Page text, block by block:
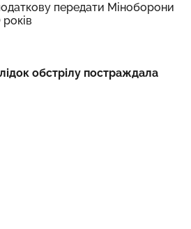
передати Міноборони
обстрілу постраждала